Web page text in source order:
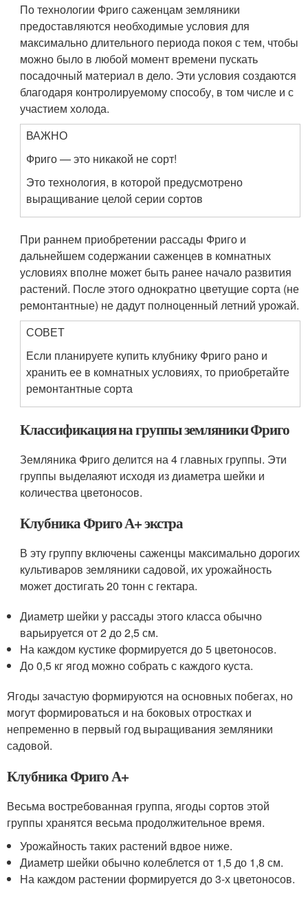
По технологии Фриго саженцам земляники
предоставляются необходимые условия для
максимально длительного периода покоя с тем, чтобы
можно было в любой момент времени пускать
посадочный материал в дело. Эти условия создаются
благодаря контролируемому способу, в том числе и с
участием холода.
ВАЖНО
Фриго — это никакой не сорт!
Это технология, в которой предусмотрено
выращивание целой серии сортов
При раннем приобретении рассады Фриго и
дальнейшем содержании саженцев в комнатных
условиях вполне может быть ранее начало развития
растений. После этого однократно цветущие сорта (не
ремонтантные) не дадут полноценный летний урожай.
СОВЕТ
Если планируете купить клубнику Фриго рано и
хранить ее в комнатных условиях, то приобретайте
ремонтантные сорта
Классификация на группы земляники Фриго
Земляника Фриго делится на 4 главных группы. Эти
группы выделаяют исходя из диаметра шейки и
количества цветоносов.
Клубника Фриго А+ экстра
В эту группу включены саженцы максимально дорогих
культиваров земляники садовой, их урожайность
может достигать 20 тонн с гектара.
Диаметр шейки у рассады этого класса обычно
варьируется от 2 до 2,5 см.
На каждом кустике формируется до 5 цветоносов.
До 0,5 кг ягод можно собрать с каждого куста.
Ягоды зачастую формируются на основных побегах, но
могут формироваться и на боковых отростках и
непременно в первый год выращивания земляники
садовой.
Клубника Фриго А+
Весьма востребованная группа, ягоды сортов этой
группы хранятся весьма продолжительное время.
Урожайность таких растений вдвое ниже.
Диаметр шейки обычно колеблется от 1,5 до 1,8 см.
На каждом растении формируется до 3-х цветоносов.